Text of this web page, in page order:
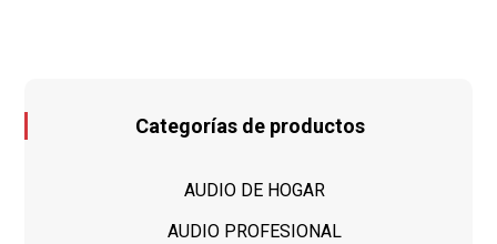
Categorías de productos
AUDIO DE HOGAR
AUDIO PROFESIONAL